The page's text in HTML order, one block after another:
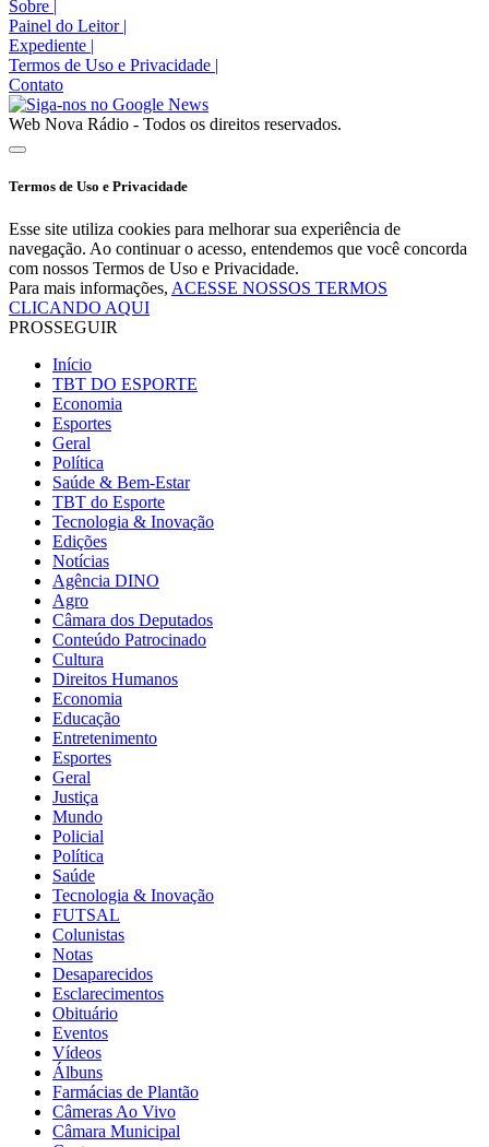
Sobre |
Painel do Leitor |
Expediente |
Termos de Uso e Privacidade |
Contato
Web Nova Rádio - Todos os direitos reservados.
Termos de Uso e Privacidade
Esse site utiliza cookies para melhorar sua experiência de
navegação. Ao continuar o acesso, entendemos que você concorda
com nossos Termos de Uso e Privacidade.
Para mais informações, ACESSE NOSSOS TERMOS
CLICANDO AQUI
PROSSEGUIR
Início
TBT DO ESPORTE
Economia
Esportes
Geral
Política
Saúde & Bem-Estar
TBT do Esporte
Tecnologia & Inovação
Edições
Notícias
Agência DINO
Agro
Câmara dos Deputados
Conteúdo Patrocinado
Cultura
Direitos Humanos
Economia
Educação
Entretenimento
Esportes
Geral
Justiça
Mundo
Policial
Política
Saúde
Tecnologia & Inovação
FUTSAL
Colunistas
Notas
Desaparecidos
Esclarecimentos
Obituário
Eventos
Vídeos
Álbuns
Farmácias de Plantão
Câmeras Ao Vivo
Câmara Municipal